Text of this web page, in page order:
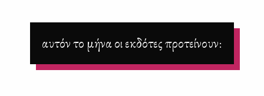
αυτόν το μήνα οι εκδότες προτείνουν: